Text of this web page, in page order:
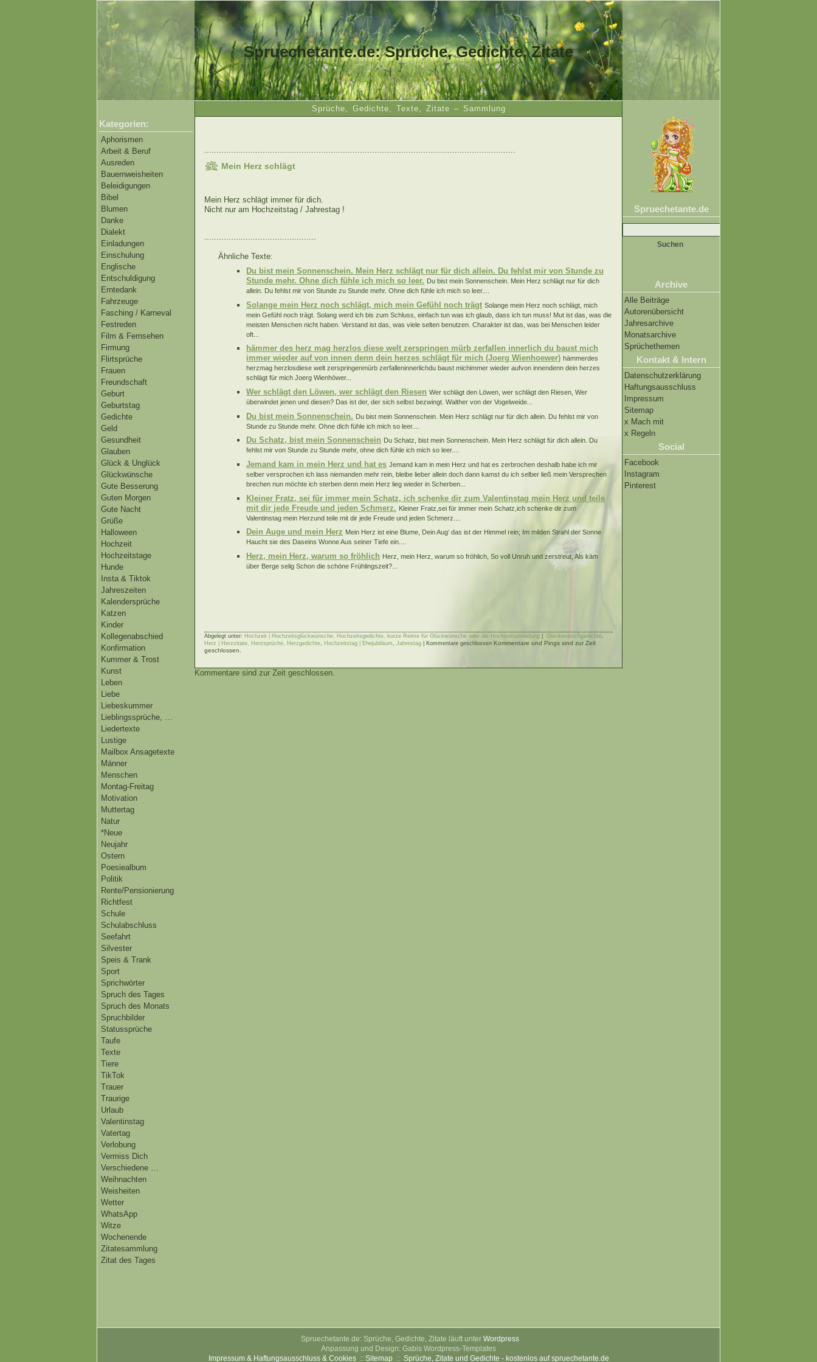
Spruechetante.de: Sprüche, Gedichte, Zitate
Sprüche, Gedichte, Texte, Zitate – Sammlung
Kategorien:
Aphorismen
Arbeit & Beruf
Ausreden
Bauernweisheiten
Beleidigungen
Bibel
Blumen
Danke
Dialekt
Einladungen
Einschulung
Englische
Entschuldigung
Erntedank
Fahrzeuge
Fasching / Karneval
Festreden
Film & Fernsehen
Firmung
Flirtsprüche
Frauen
Freundschaft
Geburt
Geburtstag
Gedichte
Geld
Gesundheit
Glauben
Glück & Unglück
Glückwünsche
Gute Besserung
Guten Morgen
Gute Nacht
Grüße
Halloween
Hochzeit
Hochzeitstage
Hunde
Insta & Tiktok
Jahreszeiten
Kalendersprüche
Katzen
Kinder
Kollegenabschied
Konfirmation
Kummer & Trost
Kunst
Leben
Liebe
Liebeskummer
Lieblingssprüche, …
Liedertexte
Lustige
Mailbox Ansagetexte
Männer
Menschen
Montag-Freitag
Motivation
Muttertag
Natur
*Neue
Neujahr
Ostern
Poesiealbum
Politik
Rente/Pensionierung
Richtfest
Schule
Schulabschluss
Seefahrt
Silvester
Speis & Trank
Sport
Sprichwörter
Spruch des Tages
Spruch des Monats
Spruchbilder
Statussprüche
Taufe
Texte
Tiere
TikTok
Trauer
Traurige
Urlaub
Valentinstag
Vatertag
Verlobung
Vermiss Dich
Verschiedene …
Weihnachten
Weisheiten
Wetter
WhatsApp
Witze
Wochenende
Zitatesammlung
Zitat des Tages
Spruechetante.de
Suche
nach:
Archive
Alle Beiträge
Autorenübersicht
Jahresarchive
Monatsarchive
Sprüchethemen
Kontakt & Intern
Datenschutzerklärung
Haftungsausschluss
Impressum
Sitemap
x Mach mit
x Regeln
Social
Facebook
Instagram
Pinterest
................................................................................................................................
Mein Herz schlägt
Mein Herz schlägt immer für dich.
Nicht nur am Hochzeitstag / Jahrestag !
..............................................
Ähnliche Texte:
Du bist mein Sonnenschein. Mein Herz schlägt nur für dich allein. Du fehlst mir von Stunde zu
Stunde mehr. Ohne dich fühle ich mich so leer. Du bist mein Sonnenschein. Mein Herz schlägt nur für dich
allein. Du fehlst mir von Stunde zu Stunde mehr. Ohne dich fühle ich mich so leer....
Solange mein Herz noch schlägt, mich mein Gefühl noch trägt Solange mein Herz noch schlägt, mich
mein Gefühl noch trägt. Solang werd ich bis zum Schluss, einfach tun was ich glaub, dass ich tun muss! Mut ist das, was die
meisten Menschen nicht haben. Verstand ist das, was viele selten benutzen. Charakter ist das, was bei Menschen leider
oft...
hämmer des herz mag herzlos diese welt zerspringen mürb zerfallen innerlich du baust mich
immer wieder auf von innen denn dein herzes schlägt für mich (Joerg Wienhoewer) hämmerdes
herzmag herzlosdiese welt zerspringenmürb zerfalleninnerlichdu baust michimmer wieder aufvon innendenn dein herzes
schlägt für mich Joerg Wienhöwer...
Wer schlägt den Löwen, wer schlägt den Riesen Wer schlägt den Löwen, wer schlägt den Riesen, Wer
überwindet jenen und diesen? Das ist der, der sich selbst bezwingt. Walther von der Vogelweide...
Du bist mein Sonnenschein. Du bist mein Sonnenschein. Mein Herz schlägt nur für dich allein. Du fehlst mir von
Stunde zu Stunde mehr. Ohne dich fühle ich mich so leer....
Du Schatz, bist mein Sonnenschein Du Schatz, bist mein Sonnenschein. Mein Herz schlägt für dich allein. Du
fehlst mir von Stunde zu Stunde mehr, ohne dich fühle ich mich so leer....
Jemand kam in mein Herz und hat es Jemand kam in mein Herz und hat es zerbrochen deshalb habe ich mir
selber versprochen ich lass niemanden mehr rein, bleibe lieber allein doch dann kamst du ich selber ließ mein Versprechen
brechen nun möchte ich sterben denn mein Herz lieg wieder in Scherben...
Kleiner Fratz, sei für immer mein Schatz, ich schenke dir zum Valentinstag mein Herz und teile
mit dir jede Freude und jeden Schmerz. Kleiner Fratz,sei für immer mein Schatz,ich schenke dir zum
Valentinstag mein Herzund teile mit dir jede Freude und jeden Schmerz....
Dein Auge und mein Herz Mein Herz ist eine Blume, Dein Aug‘ das ist der Himmel rein; Im milden Strahl der Sonne
Haucht sie des Daseins Wonne Aus seiner Tiefe ein....
Herz, mein Herz, warum so fröhlich Herz, mein Herz, warum so fröhlich, So voll Unruh und zerstreut, Als käm
über Berge selig Schon die schöne Frühlingszeit?...
Abgelegt unter: Hochzeit | Hochzeitsglückwünsche, Hochzeitsgedichte, kurze Reime für Glückwünsche oder die Hochzeitseinladung Glückwunschgedichte,
Herz | Herzzitate, Herzsprüche, Herzgedichte, Hochzeitstag | Ehejubiläum, Jahrestag Kommentare geschlossen Kommentare und Pings sind zur Zeit
geschlossen.
Kommentare sind zur Zeit geschlossen.
Spruechetante.de: Sprüche, Gedichte, Zitate läuft unter Wordpress
Anpassung und Design: Gabis Wordpress-Templates
Impressum & Haftungsausschluss & Cookies:: Sitemap :: Sprüche, Zitate und Gedichte - kostenlos auf spruechetante.de